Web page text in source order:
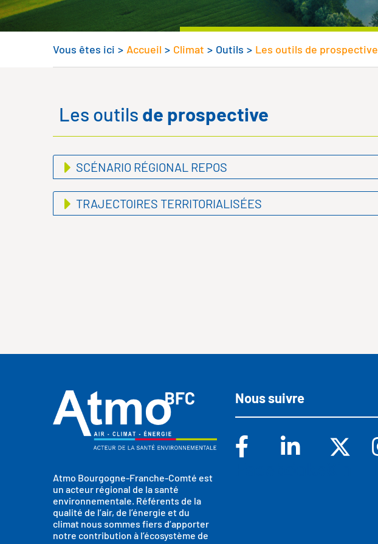
Vous êtes ici > Accueil > Climat > Outils > Les outils de prospective
Les outils de prospective
SCÉNARIO RÉGIONAL REPOS
TRAJECTOIRES TERRITORIALISÉES
Atmo Bourgogne-Franche-Comté est
un acteur régional de la santé
environnementale. Référents de la
qualité de l’air, de l’énergie et du
climat nous sommes fiers d’apporter
notre contribution à l’écosystème de
Nous suivre